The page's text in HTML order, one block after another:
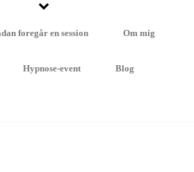
foregår en session Om mig
Hypnose-event Blog